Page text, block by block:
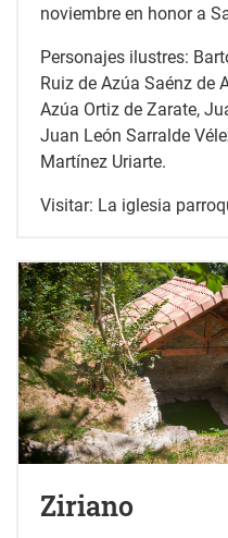
noviembre en honor a
Personajes ilustres:
Ruiz de Azúa Saénz de
Azúa Ortiz de Zarate,
Juan León Sarralde
Martínez Uriarte.
Visitar: La iglesia
Ziriano